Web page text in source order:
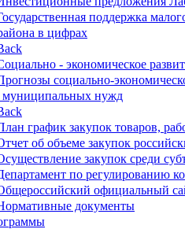
поддержка
в цифрах
- экономическое
социально-
муниципальных нужд
график закупок товаров,
об объеме закупок
закупок среди
по регулированию
официальный
документы